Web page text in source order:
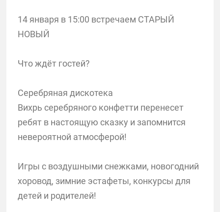
14 января в 15:00 встречаем СТАРЫЙ
НОВЫЙ
Что ждёт гостей?
Серебряная дискотека
Вихрь серебряного конфетти перенесет
ребят в настоящую сказку и запомнится
невероятной атмосферой!
Игры с воздушными снежками, новогодний
хоровод, зимние эстафеты, конкурсы для
детей и родителей!